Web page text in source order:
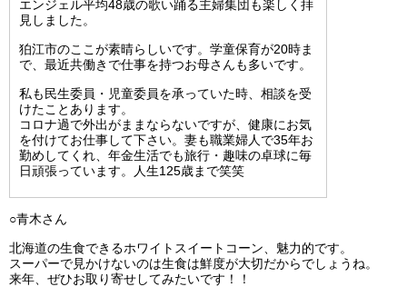
エンジェル平均48歳の歌い踊る主婦集団も楽しく拝
見しました。
狛江市のここが素晴らしいです。学童保育が20時ま
で、最近共働きで仕事を持つお母さんも多いです。
私も民生委員・児童委員を承っていた時、相談を受
けたことあります。
コロナ過で外出がままならないですが、健康にお気
を付けてお仕事して下さい。妻も職業婦人で35年お
勤めしてくれ、年金生活でも旅行・趣味の卓球に毎
日頑張っています。人生125歳まで笑笑
○青木さん
北海道の生食できるホワイトスイートコーン、魅力的です。
スーパーで見かけないのは生食は鮮度が大切だからでしょうね。
来年、ぜひお取り寄せしてみたいです！！